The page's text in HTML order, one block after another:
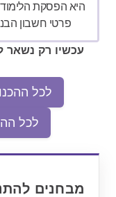
היא הפסקת
פרטי חשבון
עכשיו רק
לכל
לכל
מבחנים